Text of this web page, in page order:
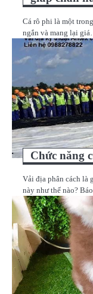
Cá rô phi là một
ngắn và mang lại
Chức năng
Vải địa phân cách là
này như thế nào?